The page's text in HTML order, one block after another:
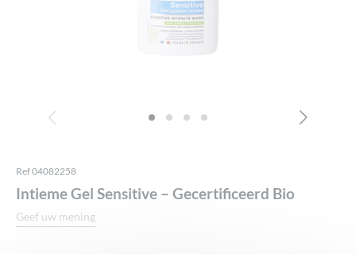
Ref 04082258
Intieme Gel Sensitive – Gecertificeerd Bio
Geef uw mening